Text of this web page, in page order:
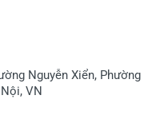
Nguyễn Xiển, Phường
VN